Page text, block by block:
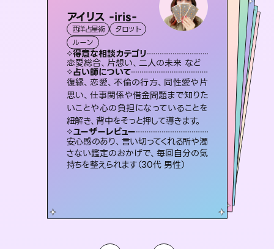
アイリス -iris-
西洋占星術
タロット
ルーン
得意な相談カテゴリ
恋愛総合、片想い、二人の未来 など
占い師について
復縁、恋愛、不倫の行方、同性愛や片
思い、仕事関係や借金問題まで知りた
いことや心の負担になっていることを
紐解き、背中をそっと押して導きます。
ユーザーレビュー
安心感のあり、言い切ってくれる所や濁
さない鑑定のおかげで、毎回自分の気
持ちを整えられます（30代 男性）
おう 霊感オラクル
霊視・オーラ
オラクルカード
得意な相談カテゴリ
恋愛総合、あの人の気持ち など
占い師について
霊視×オラクルカードを使って「今」と
「未来」そして「気になるあの人の気持
ち」まで丁寧に読み解き、恋や人生のヒ
ントを優しく引き出します。
ユーザーレビュー
不安な気持ちが嘘みたいに晴れまし
た…！よく視えていらっしゃるんだなと
感じました（40代 女性）
セラピスト理恵
霊視・オーラ
スピリチュアル・リーディング
得意な相談カテゴリ
片想い、二人の未来、年の差 など
占い師について
連絡再開、復縁、成就などの報告実績
多数。セラピストとして2万超の施術経
験があるからこそできる鑑定で、より良
い未来をサポートします。
ユーザーレビュー
とても心温まる鑑定でした。しかもこち
らは何も言っていないのに視えていらっ
しゃるんだなと驚きです（30代女性）
未来視師＊花
霊視・オーラ
スピリチュアル・リーディング
得意な相談カテゴリ
出逢い、片想い、復縁 など
占い師について
未来には何パターンもの選択肢があります。不安で視えにくくなっているあなたの素敵な未来を見つけ、その未来を選択できるようアドバイスします。
ユーザーレビュー
職場の人の性質や人間関係、本心など
本当によく視えていてびっくり。対策が
打てて前向きになれます（40代）
彗望
スピリチュアル・リーディング
得意な相談カテゴリ
片想い、あの人の気持ち、復縁 など
占い師について
3,700年以上の歴史を持つ東洋最古の
占術「易占」で詳細まで占い、幸せへ向
かう道筋を示します。厳しい結果にも具
体的な対策をお伝えします。
ユーザーレビュー
複雑な背景もしっかり聞いて鑑定して
いただけました。気持ちが楽になりまし
た（50代 女性）
桃源珠羽
霊視・オーラ タロット
スピリチュアル・リーディング
得意な相談カテゴリ
片想い、あの人の気持ち、復縁 など
占い師について
恋愛のお悩みの中でも特に「曖昧な関
係」の相談を得意としており、友達以上
恋人未満なお相手との今後や本音を丁
寧に読み解き恋愛成就へと導きます。
ユーザーレビュー
鑑定していただいてアドバイス通りに行
動すると仲が復活してきました。ありが
とうございました（40代 女性）